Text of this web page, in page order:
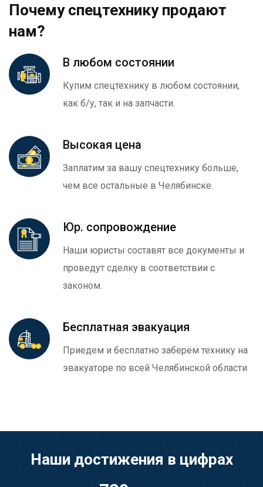
Почему спецтехнику продают
нам?
В любом состоянии
Купим спецтехнику в любом состоянии,
как б/у, так и на запчасти.
Высокая цена
Заплатим за вашу спецтехнику больше,
чем все остальные в Челябинске.
Юр. сопровождение
Наши юристы составят все документы и
проведут сделку в соответствии с
законом.
Бесплатная эвакуация
Приедем и бесплатно заберём технику на
эвакуаторе по всей Челябинской области
Наши достижения в цифрах